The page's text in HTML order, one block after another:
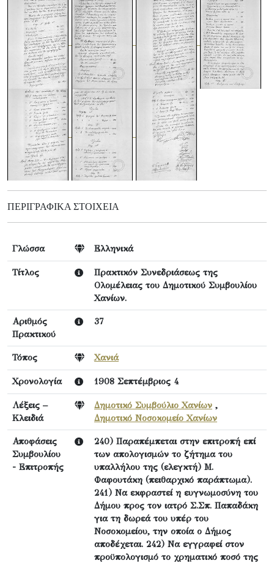
ΠΕΡΙΓΡΑΦΙΚΆ ΣΤΟΙΧΕΊΑ
Γλώσσα Ελληνικά
Τίτλος
Πρακτικόν Συνεδριάσεως της
Ολομέλειας του Δημοτικού Συμβουλίου
Χανίων.
Αριθμός
Πρακτικού
37
Τόπος Χανιά
Χρονολογία 1908 Σεπτέμβριος 4
Λέξεις –
Κλειδιά
Δημοτικό Συμβούλιο Χανίων ,
Δημοτικό Νοσοκομείο Χανίων
Αποφάσεις
Συμβουλίου
- Επιτροπής
240) Παραπέμπεται στην επιτροπή επί
των απολογισμών το ζήτημα του
υπαλλήλου της (ελεγκτή) Μ.
Φαφουτάκη (πειθαρχικό παράπτωμα).
241) Να εκφραστεί η ευγνωμοσύνη του
Δήμου προς τον ιατρό Σ.Σπ. Παπαδάκη
για τη δωρεά του υπέρ του
Νοσοκομείου, την οποία ο Δήμος
αποδέχεται. 242) Να εγγραφεί στον
προϋπολογισμό το χρηματικό ποσό της